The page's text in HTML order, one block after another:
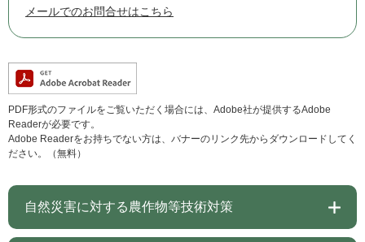
メールでのお問合せはこちら
PDF形式のファイルをご覧いただく場合には、Adobe社が提供するAdobe
Readerが必要です。
Adobe Readerをお持ちでない方は、バナーのリンク先からダウンロードしてく
ださい。（無料）
自然災害に対する農作物等技術対策